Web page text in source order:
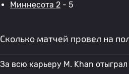
Миннесота 2 - 5
Сколько матчей провел на
За всю карьеру M. Khan